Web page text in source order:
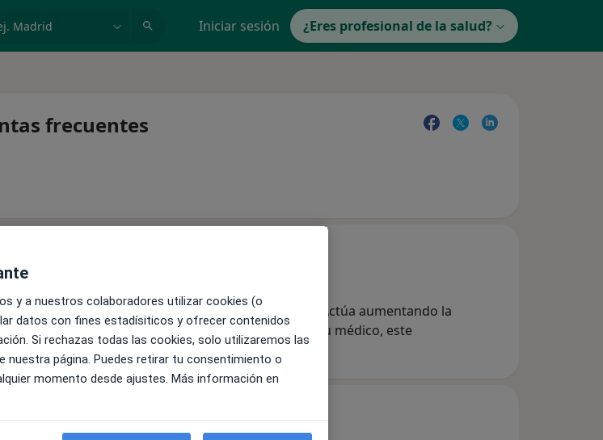
Iniciar sesión ¿Eres profesional de la salud?
frecuentes
perteneciente al grupo de las sulfonamidas. Actúa aumentando la
bajo la prescripción de su médico, este
y a nuestros colaboradores utilizar cookies (o
datos con fines estadísiticos y ofrecer contenidos
Si rechazas todas las cookies, solo utilizaremos las
nuestra página. Puedes retirar tu consentimiento o
momento desde ajustes. Más información en